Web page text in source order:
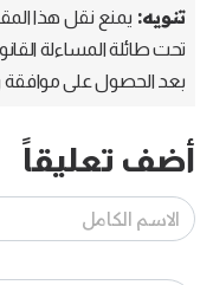
تنويه: يمنع نقل هذا
تحت طائلة المساءلة
بعد الحصول على
أضف تعليقاً